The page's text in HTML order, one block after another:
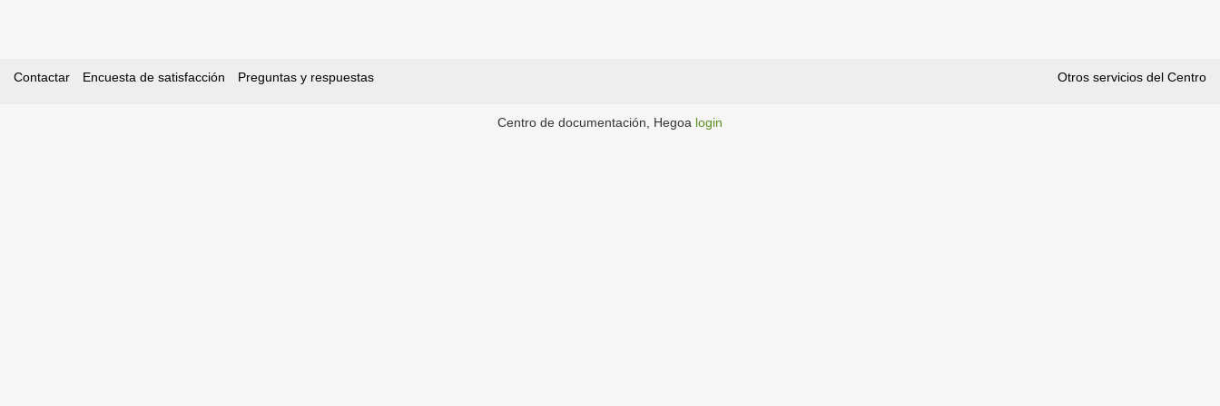
Contactar Encuesta de satisfacción Preguntas y respuestas Otros servicios del Centro
Centro de documentación, Hegoa login